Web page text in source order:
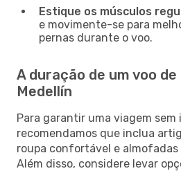
Estique os músculos
e movimente-se para
pernas durante o voo.
A duração de um voo
Medellín
Para garantir uma viagem
recomendamos que inclua
roupa confortável e almofadas
Além disso, considere levar